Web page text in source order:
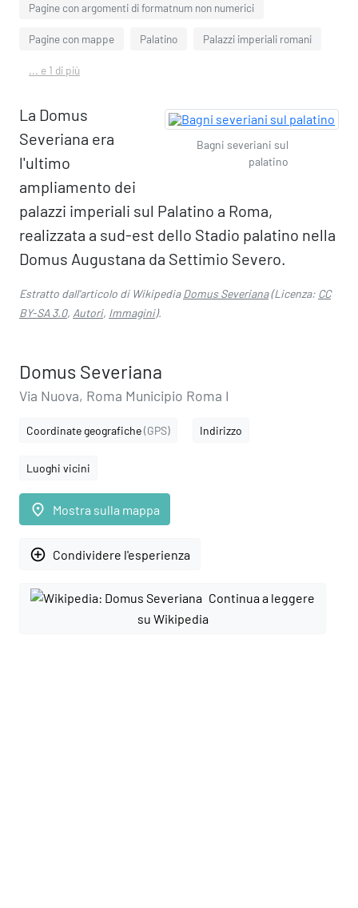
Pagine con argomenti di formatnum non numerici
Pagine con mappe Palatino Palazzi imperiali romani
... e 1 di più
Bagni severiani sul
palatino
La Domus
Severiana era
l'ultimo
ampliamento dei
palazzi imperiali sul Palatino a Roma,
realizzata a sud-est dello Stadio palatino nella
Domus Augustana da Settimio Severo.
Estratto dall'articolo di WikipediaDomus Severiana(Licenza: CC
BY-SA 3.0, Autori, Immagini).
Domus Severiana
Via Nuova, Roma Municipio Roma I
Coordinate geografiche(GPS) Indirizzo
Luoghi vicini
place Mostra sulla mappa
add_circle_outline Condividere l'esperienza
Continua a leggere
su Wikipedia